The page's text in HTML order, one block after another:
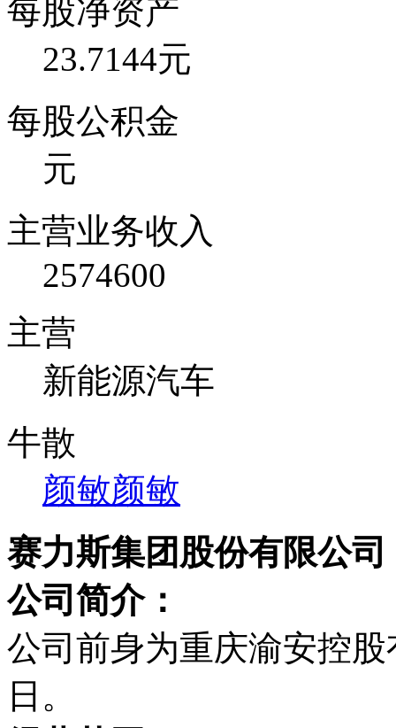
每股净资产
23.7144元
每股公积金
元
主营业务收入
2574600
主营
新能源汽车
牛散
颜敏颜敏
赛力斯集团股份有限公司
公司简介：
公司前身为重庆渝安控
日。